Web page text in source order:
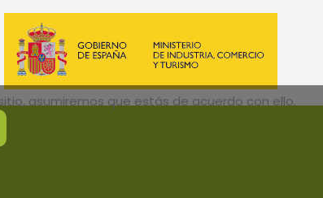
asumiremos que estás de acuerdo con ello.